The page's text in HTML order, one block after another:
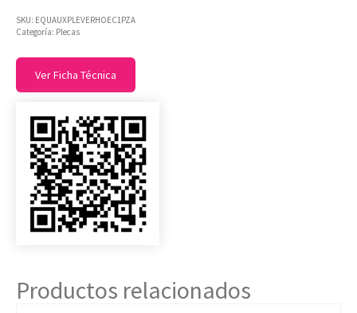
SKU: EQUAUXPLEVERHOEC1PZA
Categoría: Plecas
Ver Ficha Técnica
Productos relacionados